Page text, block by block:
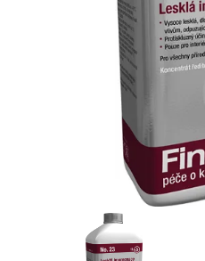
Finalit Nr.23 - Lesklá
Finalit Nr.30 - Vysoce